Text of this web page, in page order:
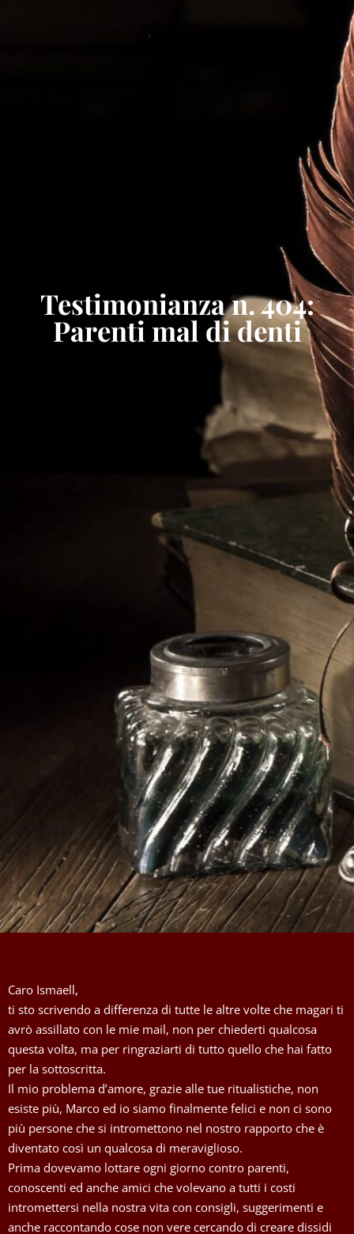
Testimonianza n. 404:
Parenti mal di denti
Caro Ismaell,
ti sto scrivendo a differenza di tutte le altre volte che magari ti
avrò assillato con le mie mail, non per chiederti qualcosa
questa volta, ma per ringraziarti di tutto quello che hai fatto
per la sottoscritta.
Il mio problema d’amore, grazie alle tue ritualistiche, non
esiste più, Marco ed io siamo finalmente felici e non ci sono
più persone che si intromettono nel nostro rapporto che è
diventato così un qualcosa di meraviglioso.
Prima dovevamo lottare ogni giorno contro parenti,
conoscenti ed anche amici che volevano a tutti i costi
intromettersi nella nostra vita con consigli, suggerimenti e
anche raccontando cose non vere cercando di creare dissidi